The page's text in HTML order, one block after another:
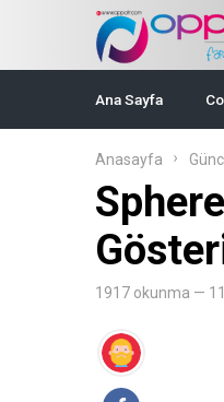
Ana Sayfa
Anasayfa
1917 okunma —